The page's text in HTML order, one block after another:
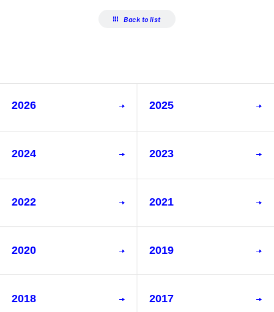
Back to list
2026 2025
2024 2023
2022 2021
2020 2019
2018 2017